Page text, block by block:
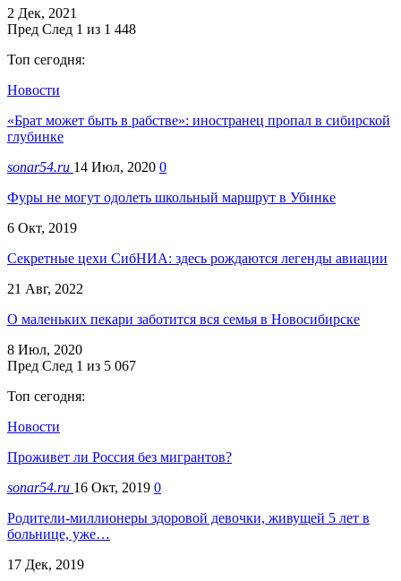
2 Дек, 2021
Пред След 1 из 1 448
Топ сегодня:
Новости
«Брат может быть в рабстве»: иностранец пропал в сибирской
глубинке
sonar54.ru 14 Июл, 2020 0
Фуры не могут одолеть школьный маршрут в Убинке
6 Окт, 2019
Секретные цехи СибНИА: здесь рождаются легенды авиации
21 Авг, 2022
О маленьких пекари заботится вся семья в Новосибирске
8 Июл, 2020
Пред След 1 из 5 067
Топ сегодня:
Новости
Проживет ли Россия без мигрантов?
sonar54.ru 16 Окт, 2019 0
Родители-миллионеры здоровой девочки, живущей 5 лет в
больнице, уже…
17 Дек, 2019